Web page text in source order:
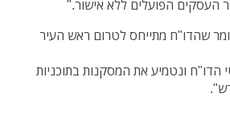
העסקים הפועלים ללא אישור."
שהדו"ח מתייחס לטרום ראש העיר
ונטמיע את המסקנות בתוכניות